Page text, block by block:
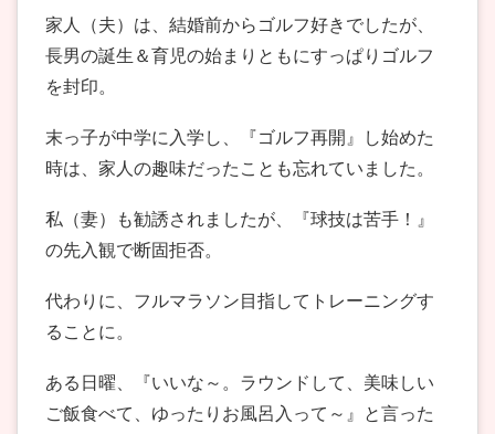
家人（夫）は、結婚前からゴルフ好きでしたが、
長男の誕生＆育児の始まりともにすっぱりゴルフ
を封印。
末っ子が中学に入学し、『ゴルフ再開』し始めた
時は、家人の趣味だったことも忘れていました。
私（妻）も勧誘されましたが、『球技は苦手！』
の先入観で断固拒否。
代わりに、フルマラソン目指してトレーニングす
ることに。
ある日曜、『いいな～。ラウンドして、美味しい
ご飯食べて、ゆったりお風呂入って～』と言った